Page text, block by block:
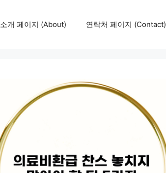
소개 페이지 (About) 연락처 페이지 (Contact)